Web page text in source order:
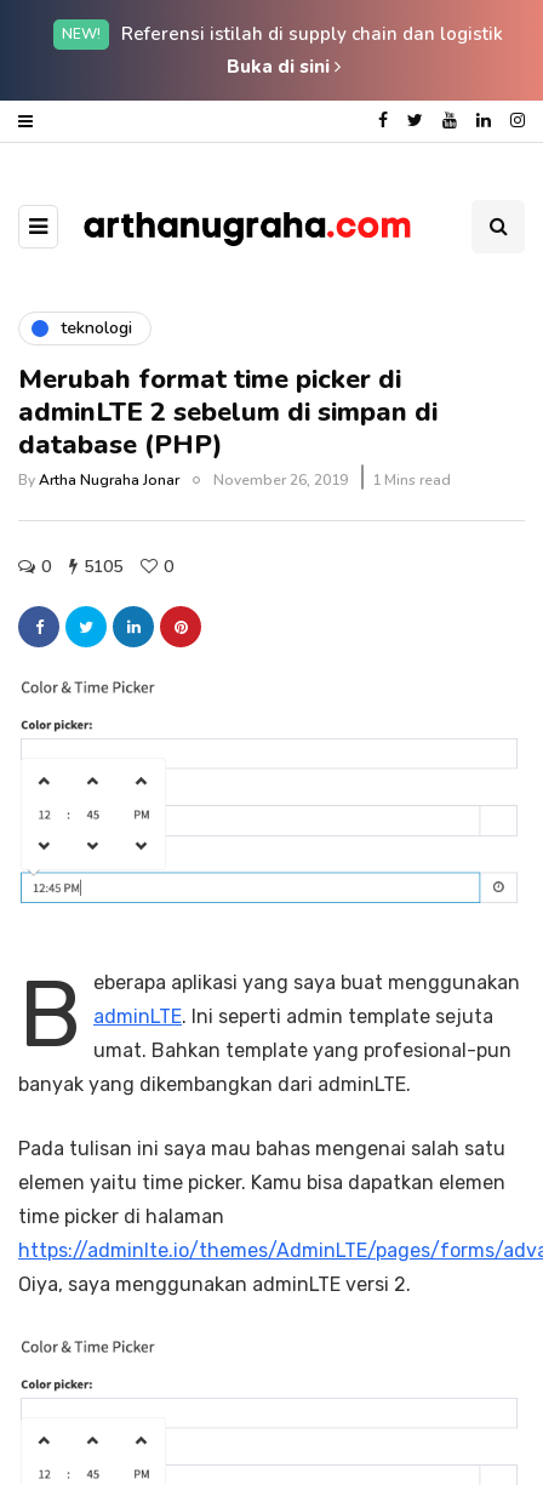
NEW!
Referensi istilah di supply chain dan logistik
Buka di sini
teknologi
Merubah format time picker di
adminLTE 2 sebelum di simpan di
database (PHP)
ByArtha Nugraha Jonar November 26, 2019 1 Mins read
0 5105 0
B
eberapa aplikasi yang saya buat menggunakan
adminLTE. Ini seperti admin template sejuta
umat. Bahkan template yang profesional-pun
banyak yang dikembangkan dari adminLTE.
Pada tulisan ini saya mau bahas mengenai salah satu
elemen yaitu time picker. Kamu bisa dapatkan elemen
time picker di halaman
https://adminlte.io/themes/AdminLTE/pages/forms/
Oiya, saya menggunakan adminLTE versi 2.